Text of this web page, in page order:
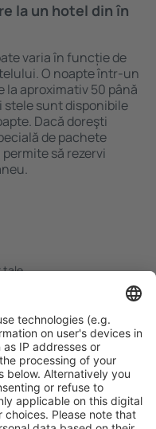
la un hotel din în
varia în funcție de
O noapte într-un
la aproximativ 50 până
stele sunt disponibile
Dacă doreşti
de pachete
să rezervi
tale.
gratuită de anulare.
pentru utilizatorii